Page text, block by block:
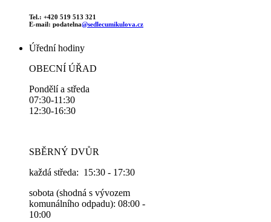
Tel.: +420 519 513 321
E-mail: podatelna@sedlecumikulova.cz
Úřední hodiny
OBECNÍ ÚŘAD
Pondělí a středa
07:30-11:30
12:30-16:30
SBĚRNÝ DVŮR
každá středa: 15:30 - 17:30
sobota (shodná s vývozem
komunálního odpadu): 08:00 -
10:00